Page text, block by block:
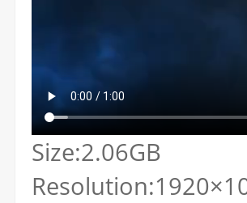
Size:2.06GB